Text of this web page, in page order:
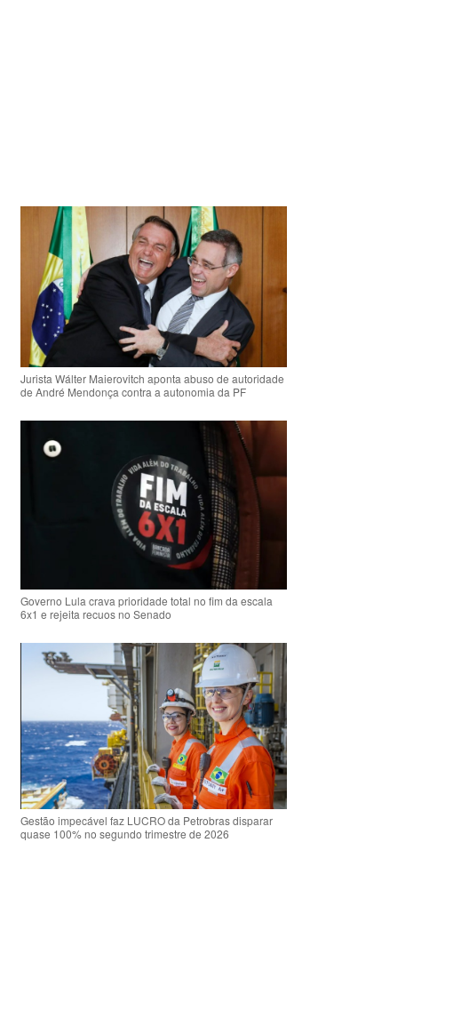
Jurista Wálter Maierovitch aponta abuso de autoridade
de André Mendonça contra a autonomia da PF
Governo Lula crava prioridade total no fim da escala
6x1 e rejeita recuos no Senado
Gestão impecável faz LUCRO da Petrobras disparar
quase 100% no segundo trimestre de 2026